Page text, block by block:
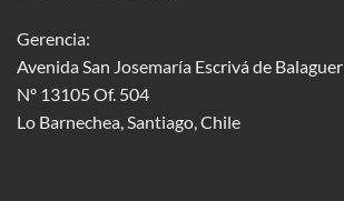
Gerencia:
Avenida San Josemaría Escrivá de Balaguer
Nº 13105 Of. 504
Lo Barnechea, Santiago, Chile